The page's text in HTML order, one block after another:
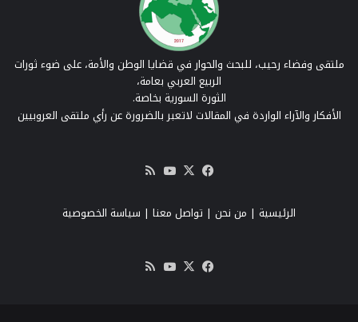
ملتقى وفضاء رحيب، للبحث والحوار في قضايا الوطن والأمة، على ضوء ثورات
الربيع العربي بعامة،
الثورة السورية بخاصة.
الأفكار والآراء الواردة في المقالات لاتعبر بالضرورة عن رأي ملتقى العروبيين
فيسبوك
‫X
‫YouTube
RSS
الرئيسية | من نحن | تواصل معنا | سياسة الخصوصية
فيسبوك
‫X
‫YouTube